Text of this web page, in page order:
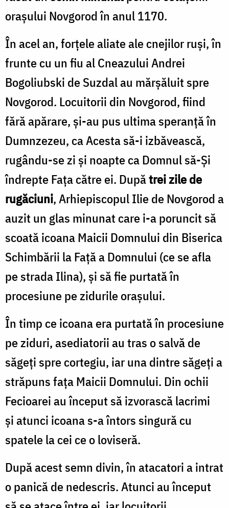
orașului Novgorod în anul 1170.
În acel an, forțele aliate ale cnejilor ruși, în
frunte cu un fiu al Cneazului Andrei
Bogoliubski de Suzdal au mărșăluit spre
Novgorod. Locuitorii din Novgorod, fiind
fără apărare, și-au pus ultima speranță în
Dumnzezeu, ca Acesta să-i izbăvească,
rugându-se zi și noapte ca Domnul să-Și
îndrepte Fața către ei. Dupătrei zile de
rugăciuni, Arhiepiscopul Ilie de Novgorod a
auzit un glas minunat care i-a poruncit să
scoată icoana Maicii Domnului din Biserica
Schimbării la Față a Domnului (ce se afla
pe strada Ilina), și să fie purtată în
procesiune pe zidurile orașului.
În timp ce icoana era purtată în procesiune
pe ziduri, asediatorii au tras o salvă de
săgeți spre cortegiu, iar una dintre săgeți a
străpuns fața Maicii Domnului. Din ochii
Fecioarei au început să izvorască lacrimi
și atunci icoana s-a întors singură cu
spatele la cei ce o loviseră.
După acest semn divin, în atacatori a intrat
o panică de nedescris. Atunci au început